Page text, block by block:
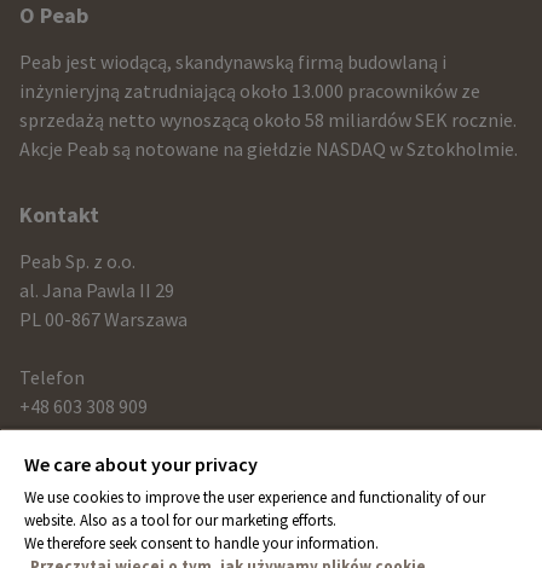
Other
infomration
and
contact
information
O Peab
Peab jest wiodącą, skandynawską firmą budowlaną i
inżynieryjną zatrudniającą około 13.000 pracowników ze
sprzedażą netto wynoszącą około 58 miliardów SEK rocznie.
Akcje Peab są notowane na giełdzie NASDAQ w Sztokholmie.
Kontakt
Peab Sp. z o.o.
al. Jana Pawla II 29
PL 00-867 Warszawa
Telefon
+48 603 308 909
Link
peab.com
peab.se
We care about your privacy
We use cookies to improve the user experience and functionality of our
website. Also as a tool for our marketing efforts.
We therefore seek consent to handle your information.